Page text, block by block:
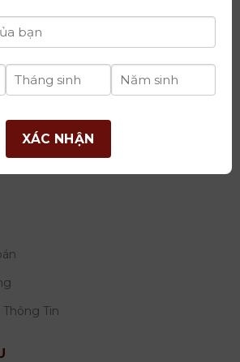
hàng TMCP Đầu tư và phát triển
TP Hà Nội
Tin
XÁC NHẬN